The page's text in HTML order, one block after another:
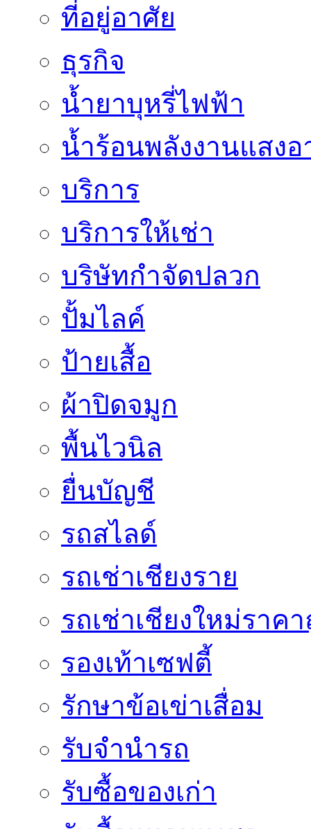
ที่อยู่อาศัย
ธุรกิจ
น้ำยาบุหรี่ไฟฟ้า
น้ำร้อนพลังงานแสง
บริการ
บริการให้เช่า
บริษัทกำจัดปลวก
ปั้มไลค์
ป้ายเสื้อ
ผ้าปิดจมูก
พื้นไวนิล
ยื่นบัญชี
รถสไลด์
รถเช่าเชียงราย
รถเช่าเชียงใหม่ราค
รองเท้าเซฟตี้
รักษาข้อเข่าเสื่อม
รับจำนำรถ
รับซื้อของเก่า